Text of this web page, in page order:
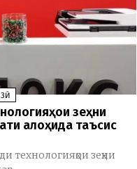
зеҳни
алоҳида таъсис
зеҳни